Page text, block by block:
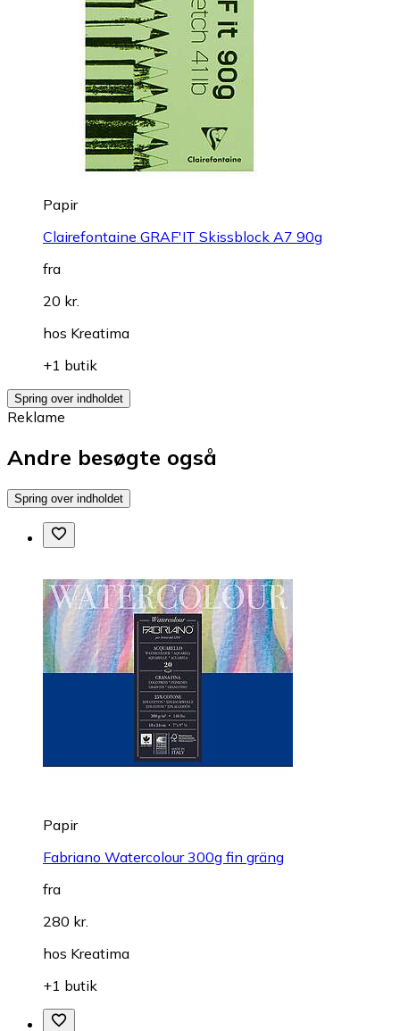
Papir
Clairefontaine GRAF'IT Skissblock A7 90g
fra
20 kr.
hos Kreatima
+1 butik
Spring over indholdet
Reklame
Andre besøgte også
Spring over indholdet
Papir
Fabriano Watercolour 300g fin gräng
fra
280 kr.
hos Kreatima
+1 butik